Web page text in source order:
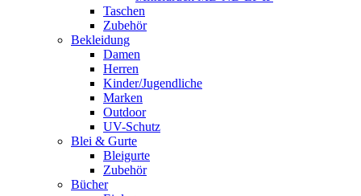
Taschen
Zubehör
Bekleidung
Damen
Herren
Kinder/Jugendliche
Marken
Outdoor
UV-Schutz
Blei & Gurte
Bleigurte
Zubehör
Bücher